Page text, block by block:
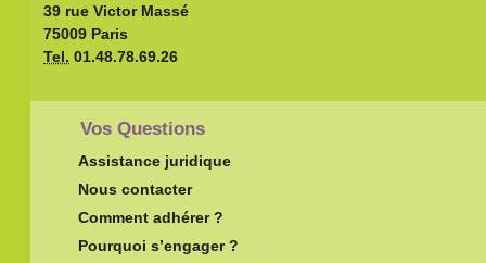
39 rue Victor Massé
75009 Paris
Tel. 01.48.78.69.26
Vos Questions
Assistance juridique
Nous contacter
Comment adhérer ?
Pourquoi s’engager ?